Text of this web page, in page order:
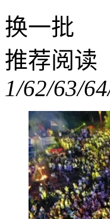
换一批
推荐阅读
1/62/63/6